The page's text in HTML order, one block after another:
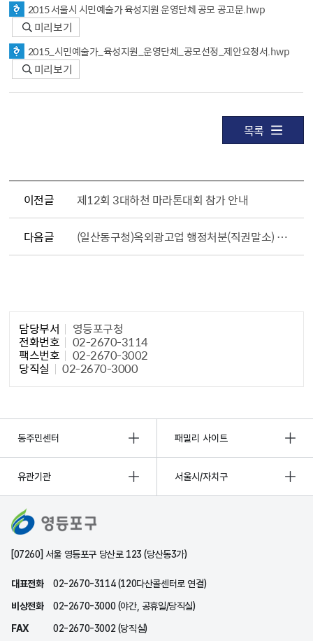
2015 서울시 시민예술가 육성지원 운영단체 공모 공고문.hwp
미리보기
2015_시민예술가_육성지원_운영단체_공모선정_제안요청서.hwp
미리보기
목록
이전글 제12회 3대하천 마라톤대회 참가 안내
다음글 (일산동구청)옥외광고업 행정처분(직권말소) 공시송달 공고
담당부서 영등포구청
전화번호 02-2670-3114
팩스번호 02-2670-3002
당직실 02-2670-3000
동주민센터 패밀리 사이트
유관기관 서울시/자치구
[07260] 서울 영등포구 당산로 123 (당산동3가)
대표전화
02-2670-3114 (120다산콜센터로 연결)
비상전화
02-2670-3000 (야간, 공휴일/당직실)
FAX
02-2670-3002 (당직실)